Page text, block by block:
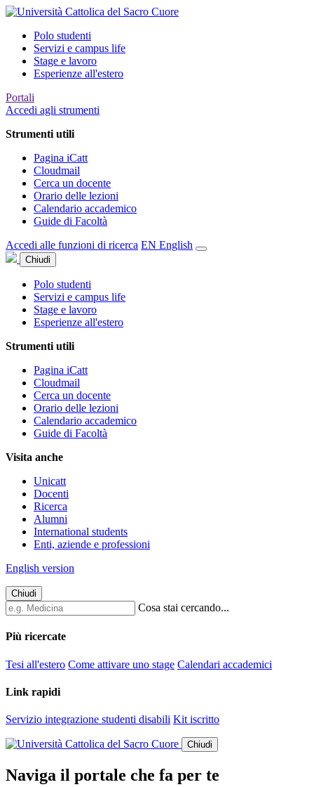
Polo studenti
Servizi e campus life
Stage e lavoro
Esperienze all'estero
Portali
Accedi agli strumenti
Strumenti utili
Pagina iCatt
Cloudmail
Cerca un docente
Orario delle lezioni
Calendario accademico
Guide di Facoltà
Accedi alle funzioni di ricerca EN English
Chiudi
Polo studenti
Servizi e campus life
Stage e lavoro
Esperienze all'estero
Strumenti utili
Pagina iCatt
Cloudmail
Cerca un docente
Orario delle lezioni
Calendario accademico
Guide di Facoltà
Visita anche
Unicatt
Docenti
Ricerca
Alumni
International students
Enti, aziende e professioni
English version
Chiudi
Cosa stai cercando...
Più ricercate
Tesi all'estero Come attivare uno stage Calendari accademici
Link rapidi
Servizio integrazione studenti disabili Kit iscritto
Chiudi
Naviga il portale che fa per te